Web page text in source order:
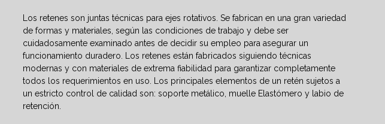
Los retenes son juntas técnicas para ejes rotativos. Se fabrican en una gran variedad
de formas y materiales, según las condiciones de trabajo y debe ser
cuidadosamente examinado antes de decidir su empleo para asegurar un
funcionamiento duradero. Los retenes están fabricados siguiendo técnicas
modernas y con materiales de extrema fiabilidad para garantizar completamente
todos los requerimientos en uso. Los principales elementos de un retén sujetos a
un estricto control de calidad son: soporte metálico, muelle Elastómero y labio de
retención.